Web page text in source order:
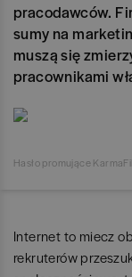
pracodawców.
sumy na
muszą się
pracownikami
Hasło promujące
Internet to miecz
rekruterów